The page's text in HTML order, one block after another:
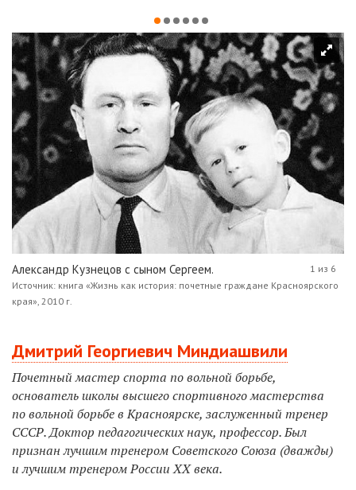
Александр Кузнецов с сыном Сергеем.
Источник: книга «Жизнь как история: почетные граждане Красноярского
края», 2010 г.
1 из 6
Дмитрий Георгиевич Миндиашвили
Почетный мастер спорта по вольной борьбе,
основатель школы высшего спортивного мастерства
по вольной борьбе в Красноярске, заслуженный тренер
СССР. Доктор педагогических наук, профессор. Был
признан лучшим тренером Советского Союза (дважды)
и лучшим тренером России XX века.